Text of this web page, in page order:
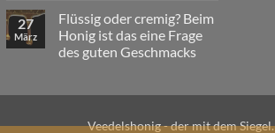
–
unser
gesamter
Umsatz
als
Windenergie
entdeckt,
was
tun?
27
März
Flüssig oder cremig? Beim
Honig ist das eine Frage
des guten Geschmacks
cremig?Veedelshonig - der mit dem Siegel.